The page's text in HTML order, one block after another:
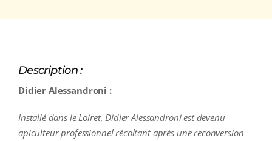
Description :
Didier Alessandroni :
Installé dans le Loiret, Didier Alessandroni est devenu
apiculteur professionnel récoltant après une reconversion